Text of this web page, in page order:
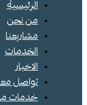
الرئيسية
من نحن
مشاريعنا
الخدمات
الاخبار
تواصل معنا
خدمات ما بعد